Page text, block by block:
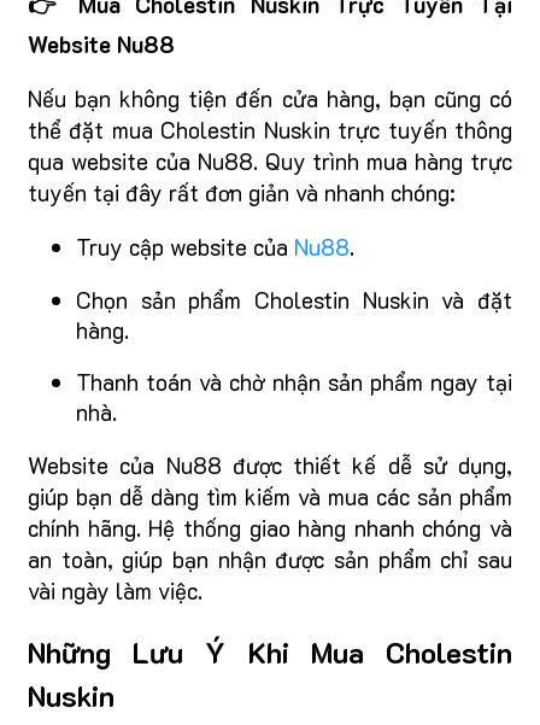
Website Nu88
Nếu bạn không tiện đến cửa hàng, bạn cũng có
thể đặt mua Cholestin Nuskin trực tuyến thông
qua website của Nu88. Quy trình mua hàng trực
tuyến tại đây rất đơn giản và nhanh chóng:
Truy cập website của Nu88.
Chọn sản phẩm Cholestin Nuskin và đặt
hàng.
Thanh toán và chờ nhận sản phẩm ngay tại
nhà.
Website của Nu88 được thiết kế dễ sử dụng,
giúp bạn dễ dàng tìm kiếm và mua các sản phẩm
chính hãng. Hệ thống giao hàng nhanh chóng và
an toàn, giúp bạn nhận được sản phẩm chỉ sau
vài ngày làm việc.
Những Lưu Ý Khi Mua Cholestin
Nuskin